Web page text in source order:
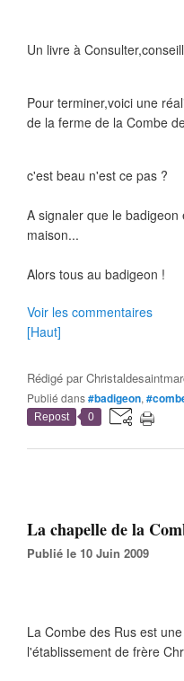
Un livre à
Pour terminer,voici une
de la ferme de la Combe
c'est beau n'est ce pas ?
A signaler que le
maison...
Alors tous au badigeon !
Voir les commentaires
[Haut]
Rédigé par
Publié dans#badigeon,
Repost 0
La chapelle de la
Publié le 10 Juin 2009
La Combe des Rus est
l'établissement de frère